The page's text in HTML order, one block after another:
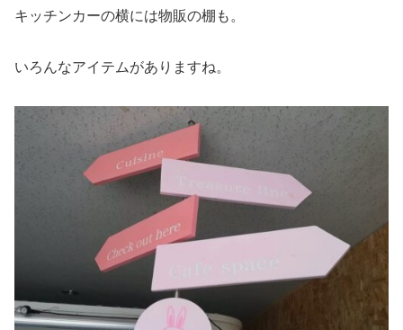
キッチンカーの横には物販の棚も。
いろんなアイテムがありますね。